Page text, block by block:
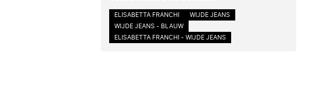
ELISABETTA FRANCHI
WIJDE JEANS
WIJDE JEANS - BLAUW
ELISABETTA FRANCHI - WIJDE JEANS